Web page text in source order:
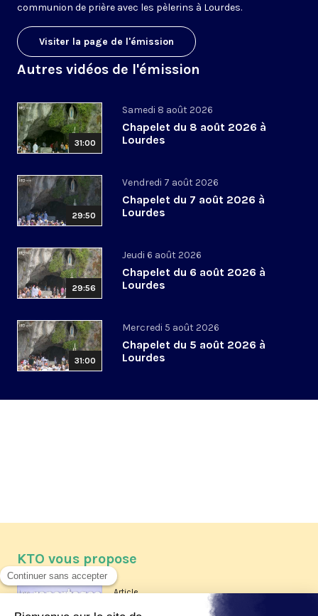
communion de prière avec les pèlerins à Lourdes.
Visiter la page de l'émission
Autres vidéos de l'émission
31:00
Samedi 8 août 2026
Chapelet du 8 août 2026 à
Lourdes
29:50
Vendredi 7 août 2026
Chapelet du 7 août 2026 à
Lourdes
29:56
Jeudi 6 août 2026
Chapelet du 6 août 2026 à
Lourdes
31:00
Mercredi 5 août 2026
Chapelet du 5 août 2026 à
Lourdes
KTO vous propose
Article
Les reportages d'été 2026 de KTO